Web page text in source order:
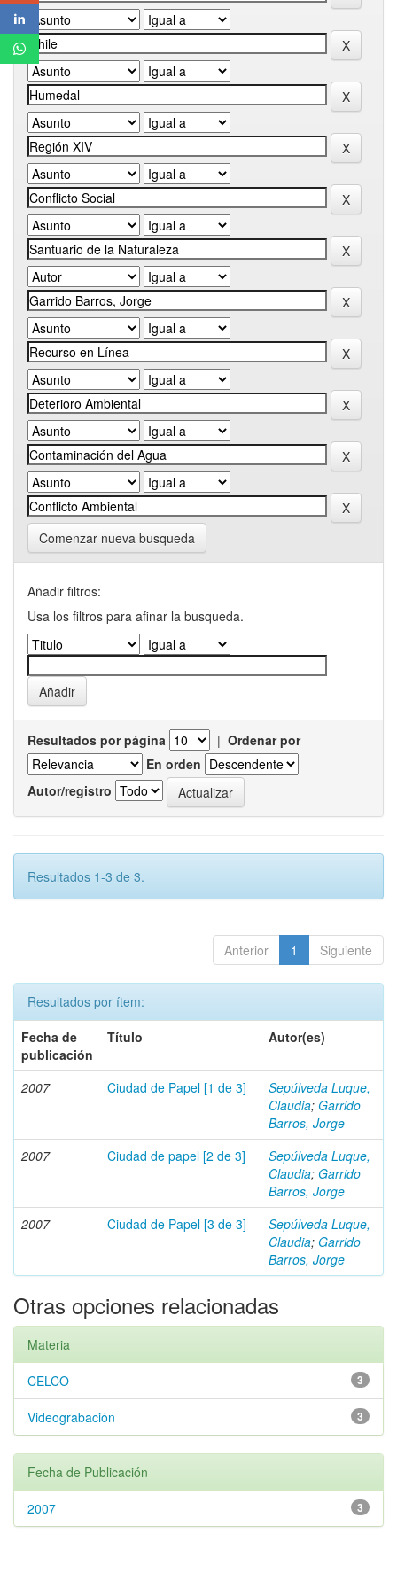
Comenzar nueva busqueda
Añadir filtros:
Usa los filtros para afinar la busqueda.
Resultados por página | Ordenar por
En orden
Autor/registro
Resultados 1-3 de 3.
Anterior 1 Siguiente
Resultados por ítem:
Fecha de
publicación
Título Autor(es)
2007 Ciudad de Papel [1 de 3]
Sepúlveda Luque,
Claudia; Garrido
Barros, Jorge
2007
Ciudad de papel [2 de 3]
Sepúlveda Luque,
Claudia; Garrido
Barros, Jorge
2007
Ciudad de Papel [3 de 3]
Sepúlveda Luque,
Claudia; Garrido
Barros, Jorge
Otras opciones relacionadas
Materia
3
CELCO
3
Videograbación
Fecha de Publicación
3
2007